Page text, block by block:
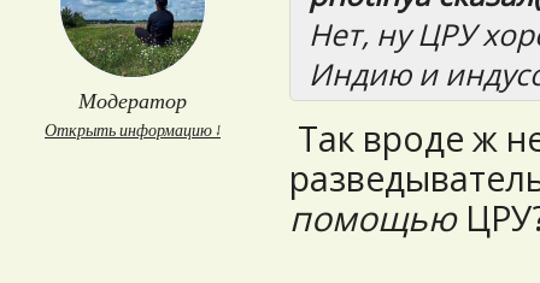
Модератор
Открыть информацию ↓
Нет, ну ЦРУ
Индию и
Так вроде ж
помощью